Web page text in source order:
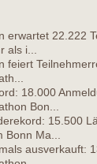
erwartet 22.222
als i...
feiert
18.000
Bon...
15.500
Bonn Ma...
ausverkauft: